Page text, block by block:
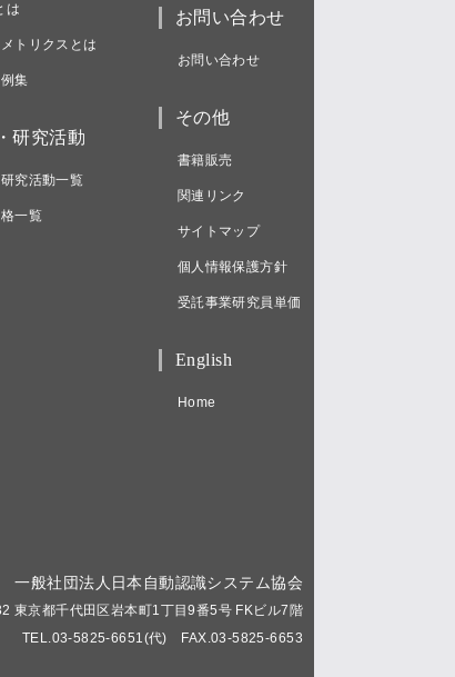
は
トリクスとは
集
研究活動
究活動一覧
一覧
お問い合わせ
お問い合わせ
その他
書籍販売
関連リンク
サイトマップ
個人情報保護方針
受託事業研究員単価
English
Home
一般社団法人日本自動認識システム協会
東京都千代田区岩本町1丁目9番5号 FKビル7階
TEL.03-5825-6651(代) FAX.03-5825-6653